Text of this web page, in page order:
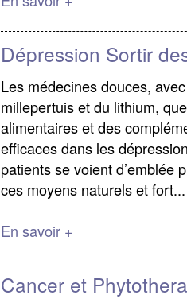
Dépression Sortir
Les médecines douces,
millepertuis et du lithium,
alimentaires et des
efficaces dans les
patients se voient d’emblée
ces moyens naturels et fort...
En savoir +
Cancer et